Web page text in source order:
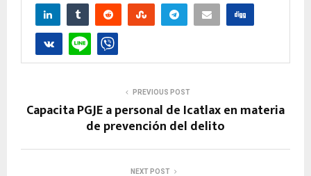
PREVIOUS POST
Capacita PGJE a personal de Icatlax en materia
de prevención del delito
NEXT POST